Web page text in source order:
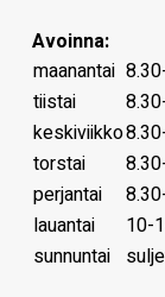
Avoinna:
maanantai
tiistai
keskiviikko
torstai
perjantai
lauantai
10-
sunnuntai